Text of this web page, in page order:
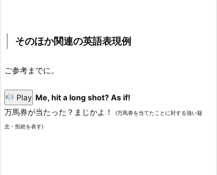
そのほか関連の英語表現例
ご参考までに。
Play Me, hit a long shot? As if!
万馬券が当たった？まじかよ！
(万馬券を当てたことに対する強い疑
念・拒絶を表す)